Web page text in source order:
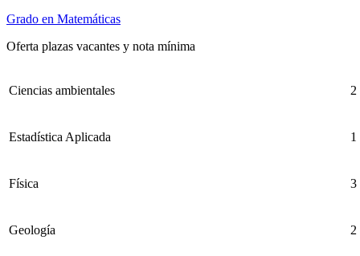
Grado en Matemáticas
Oferta plazas vacantes y nota mínima
Ciencias ambientales
Estadística Aplicada
Física
Geología